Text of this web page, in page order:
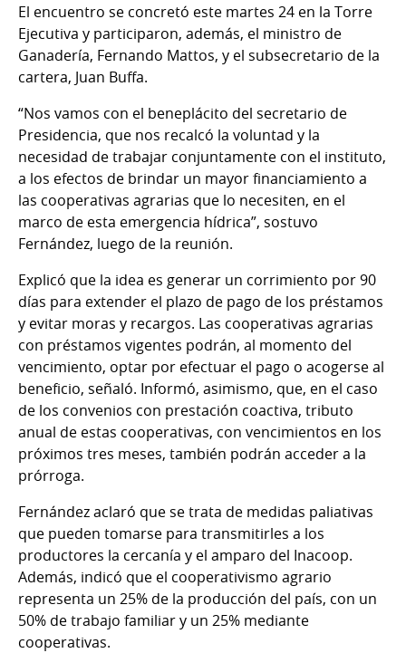
El encuentro se concretó este martes 24 en la Torre
Ejecutiva y participaron, además, el ministro de
Ganadería, Fernando Mattos, y el subsecretario de la
cartera, Juan Buffa.
“Nos vamos con el beneplácito del secretario de
Presidencia, que nos recalcó la voluntad y la
necesidad de trabajar conjuntamente con el instituto,
a los efectos de brindar un mayor financiamiento a
las cooperativas agrarias que lo necesiten, en el
marco de esta emergencia hídrica”, sostuvo
Fernández, luego de la reunión.
Explicó que la idea es generar un corrimiento por 90
días para extender el plazo de pago de los préstamos
y evitar moras y recargos. Las cooperativas agrarias
con préstamos vigentes podrán, al momento del
vencimiento, optar por efectuar el pago o acogerse al
beneficio, señaló. Informó, asimismo, que, en el caso
de los convenios con prestación coactiva, tributo
anual de estas cooperativas, con vencimientos en los
próximos tres meses, también podrán acceder a la
prórroga.
Fernández aclaró que se trata de medidas paliativas
que pueden tomarse para transmitirles a los
productores la cercanía y el amparo del Inacoop.
Además, indicó que el cooperativismo agrario
representa un 25% de la producción del país, con un
50% de trabajo familiar y un 25% mediante
cooperativas.